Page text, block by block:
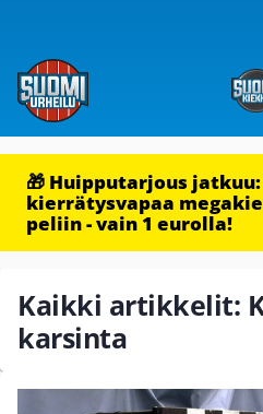
🎁 Huipputarjous
kierrätysvapaa
peliin - vain 1 eurolla!
Kaikki artikkelit:
karsinta